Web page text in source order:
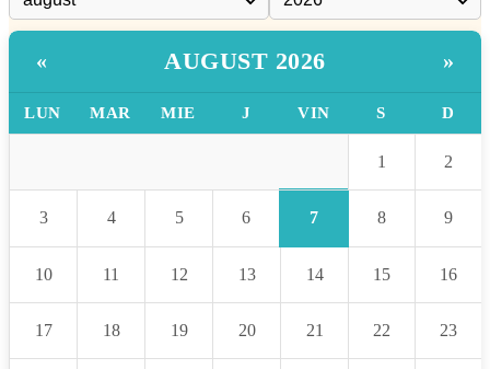
« AUGUST 2026 »
LUN MAR MIE J VIN S D
1 2
3 4 5 6 7 8 9
10 11 12 13 14 15 16
17 18 19 20 21 22 23